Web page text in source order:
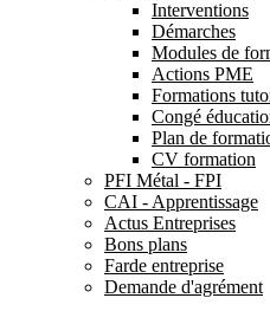
Interventions
Démarches
Modules de
Actions PME
Formations
Congé
Plan de
CV formation
PFI Métal - FPI
CAI - Apprentissage
Actus Entreprises
Bons plans
Farde entreprise
Demande d'agrément